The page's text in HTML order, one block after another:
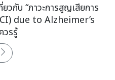
วกับ “ภาวะการสูญเสียการ
due to Alzheimer’s
รรู้